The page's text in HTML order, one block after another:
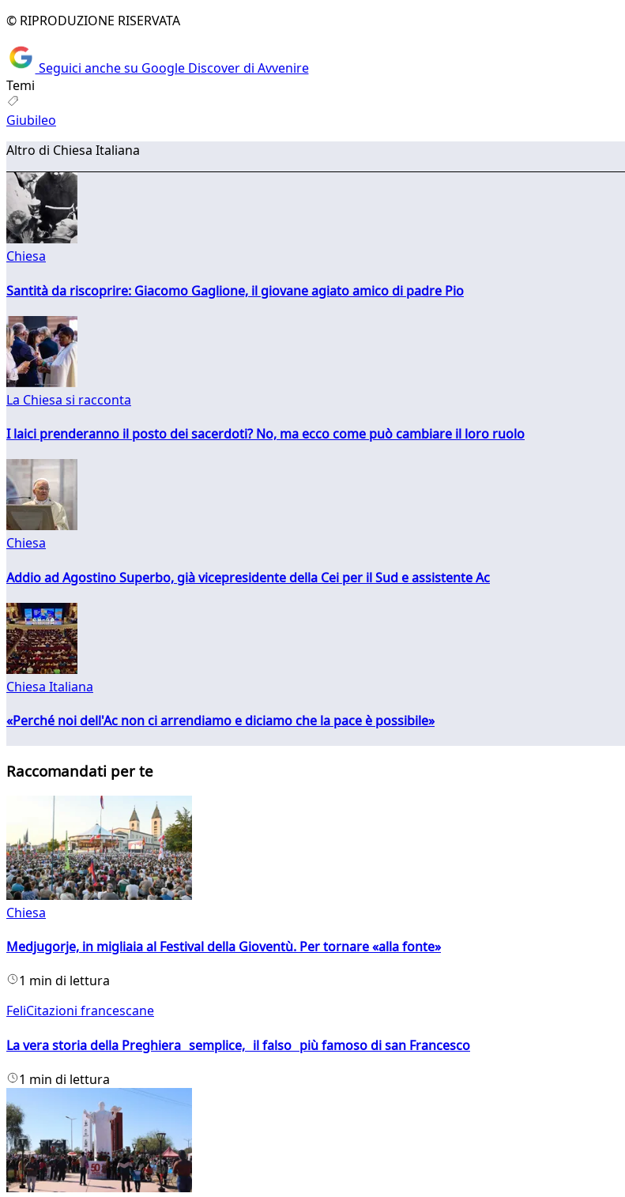
© RIPRODUZIONE RISERVATA
Seguici anche su Google Discover di Avvenire
Temi
Giubileo
Altro di Chiesa Italiana
Chiesa
Santità da riscoprire: Giacomo Gaglione, il giovane agiato amico di padre Pio
La Chiesa si racconta
I laici prenderanno il posto dei sacerdoti? No, ma ecco come può cambiare il loro ruolo
Chiesa
Addio ad Agostino Superbo, già vicepresidente della Cei per il Sud e assistente Ac
Chiesa Italiana
«Perché noi dell'Ac non ci arrendiamo e diciamo che la pace è possibile»
Raccomandati per te
Chiesa
Medjugorje, in migliaia al Festival della Gioventù. Per tornare «alla fonte»
1 min di lettura
FeliCitazioni francescane
La vera storia della Preghiera semplice, il falso più famoso di san Francesco
1 min di lettura